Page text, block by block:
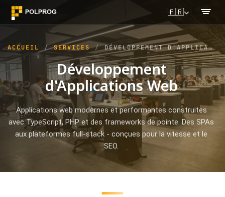
🇫🇷
Développement
d'Applications Web
Applications web modernes et performantes construites
avec TypeScript, PHP et des frameworks de pointe. Des SPAs
aux plateformes full-stack - conçues pour la vitesse et le
SEO.
ACCUEIL SERVICES DÉVELOPPEMENT D'APPLICATIONS WEB